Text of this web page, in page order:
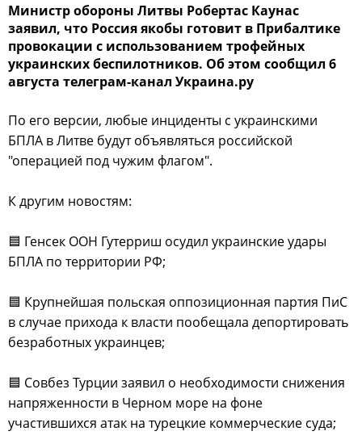
Министр обороны Литвы Робертас Каунас
заявил, что Россия якобы готовит в Прибалтике
провокации с использованием трофейных
украинских беспилотников. Об этом сообщил 6
августа телеграм-канал Украина.ру
По его версии, любые инциденты с украинскими
БПЛА в Литве будут объявляться российской
"операцией под чужим флагом".
К другим новостям:
🟦 Генсек ООН Гутерриш осудил украинские удары
БПЛА по территории РФ;
🟦 Крупнейшая польская оппозиционная партия ПиС
в случае прихода к власти пообещала депортировать
безработных украинцев;
🟦 Совбез Турции заявил о необходимости снижения
напряженности в Черном море на фоне
участившихся атак на турецкие коммерческие суда;